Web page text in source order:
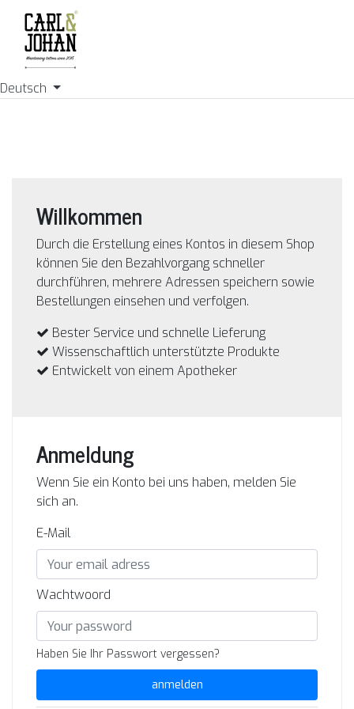
Deutsch
Willkommen
Durch die Erstellung eines Kontos in diesem Shop
können Sie den Bezahlvorgang schneller
durchführen, mehrere Adressen speichern sowie
Bestellungen einsehen und verfolgen.
Bester Service und schnelle Lieferung
Wissenschaftlich unterstützte Produkte
Entwickelt von einem Apotheker
Anmeldung
Wenn Sie ein Konto bei uns haben, melden Sie
sich an.
E-Mail
Wachtwoord
Haben Sie Ihr Passwort vergessen?
anmelden